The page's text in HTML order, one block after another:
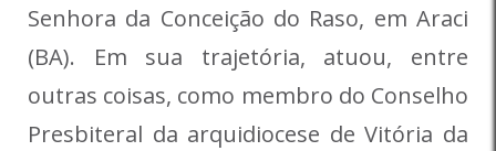
Senhora da Conceição do Raso, em Araci
(BA). Em sua trajetória, atuou, entre
outras coisas, como membro do Conselho
Presbiteral da arquidiocese de Vitória da